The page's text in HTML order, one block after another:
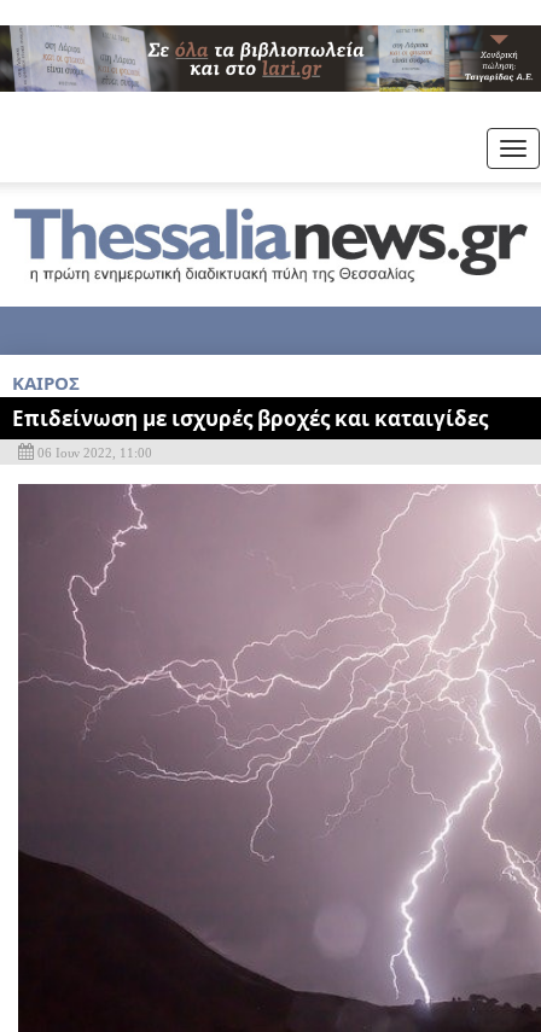
KAIΡΟΣ
Επιδείνωση με ισχυρές βροχές και καταιγίδες
06 Ιουν 2022, 11:00